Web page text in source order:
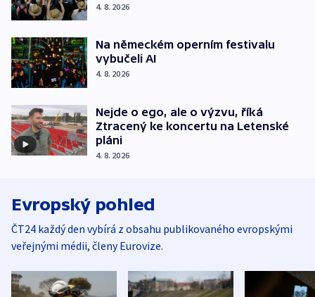
4. 8. 2026
Na německém operním festivalu
vybučeli AI
4. 8. 2026
Nejde o ego, ale o výzvu, říká
Ztracený ke koncertu na Letenské
pláni
4. 8. 2026
Evropský pohled
ČT24 každý den vybírá z obsahu publikovaného evropskými
veřejnými médii, členy Eurovize.